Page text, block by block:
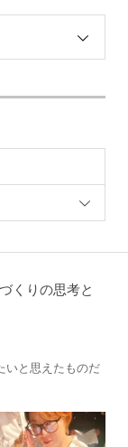
くりの思考と
いと思えたものだ